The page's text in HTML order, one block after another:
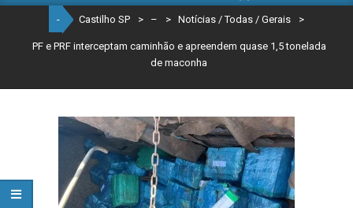
Navigation
- Castilho SP > – > Notícias / Todas / Gerais >
PF e PRF interceptam caminhão e apreendem quase 1,5 tonelada
de maconha